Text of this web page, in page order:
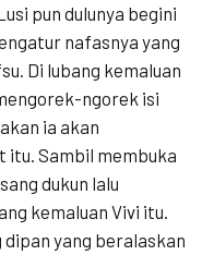
pun dulunya begini
nafasnya yang
Di lubang kemaluan
ngorek isi
ia akan
itu. Sambil membuka
dukun lalu
kemaluan Vivi itu.
dipan yang beralaskan